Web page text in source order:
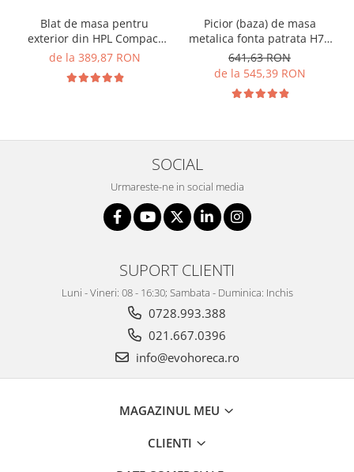
Blat de masa pentru
exterior din HPL Compact
cu finisaj de lemn - MATRIX
de la 389,87 RON
Picior (baza) de masa
metalica fonta patrata H72
CARDIFF
641,63 RON
de la 545,39 RON
SOCIAL
Urmareste-ne in social media
SUPORT CLIENTI
Luni - Vineri: 08 - 16:30; Sambata - Duminica: Inchis
0728.993.388
021.667.0396
info@evohoreca.ro
MAGAZINUL MEU
CLIENTI